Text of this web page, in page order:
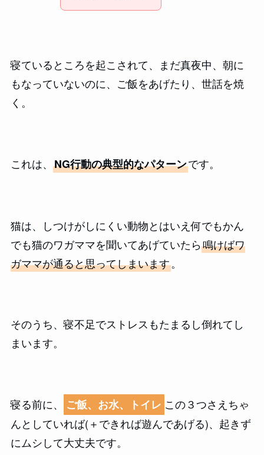
寝ているところを起こされて、まだ真夜中、朝に
もなっていないのに、ご飯をあげたり、世話を焼
く。
これは、 NG行動の典型的なパターンです。
猫は、しつけがしにくい動物とはいえ何でもかん
でも猫のワガママを聞いてあげていたら鳴けばワ
ガママが通ると思ってしまいます。
そのうち、寝不足でストレスもたまるし倒れてし
まいます。
寝る前に、 ご飯、お水、トイレ この３つさえちゃ
んとしていれば(＋できれば遊んであげる)、起きず
にムシして大丈夫です。